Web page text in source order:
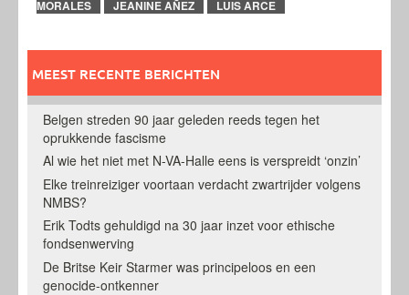
MORALES
JEANINE AÑEZ LUIS ARCE
MEEST RECENTE BERICHTEN
Belgen streden 90 jaar geleden reeds tegen het
oprukkende fascisme
Al wie het niet met N-VA-Halle eens is verspreidt ‘onzin’
Elke treinreiziger voortaan verdacht zwartrijder volgens
NMBS?
Erik Todts gehuldigd na 30 jaar inzet voor ethische
fondsenwerving
De Britse Keir Starmer was principeloos en een
genocide-ontkenner